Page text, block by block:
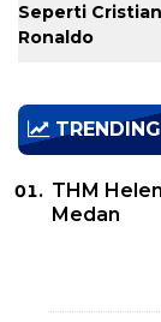
Seperti
Ronaldo
TRENDING
THM
Medan